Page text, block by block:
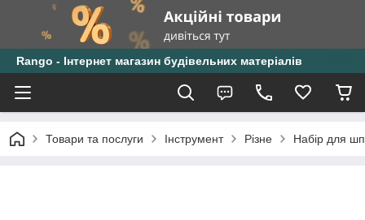
Rango - Інтернет магазин будівельних матеріалів
Товари та послуги Інструмент Різне Набір для